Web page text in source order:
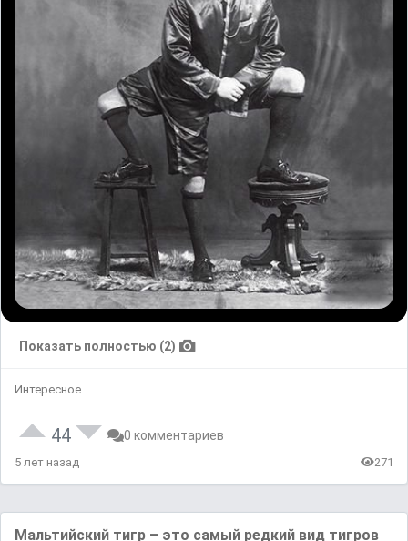
Показать полностью (2)
Интересное
44 0 комментариев
5 лет назад 271
Мальтийский тигр – это самый редкий вид тигров